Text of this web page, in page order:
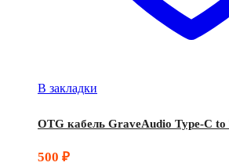
В закладки
OTG кабель GraveAudio Type-C to
500 ₽